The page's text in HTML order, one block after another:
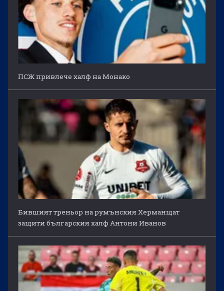
ПСЖ привлече халф на Монако
Бившият треньор на румънския Херманщат
защити българския халф Антони Иванов